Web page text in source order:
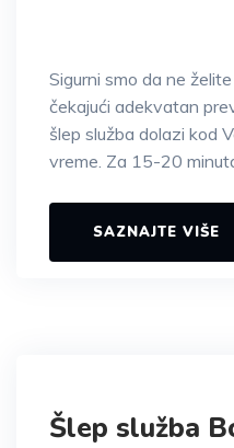
Sigurni smo da ne
čekajući adekvatan
šlep služba dolazi kod
vreme. Za 15-20
SAZNAJTE VIŠE
Šlep služba